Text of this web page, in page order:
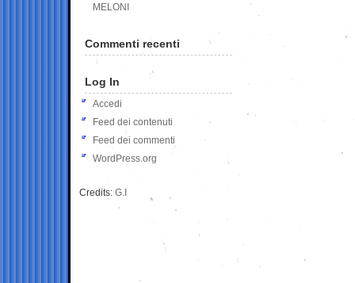
MELONI
Commenti recenti
Log In
Accedi
Feed dei contenuti
Feed dei commenti
WordPress.org
Credits: G.I